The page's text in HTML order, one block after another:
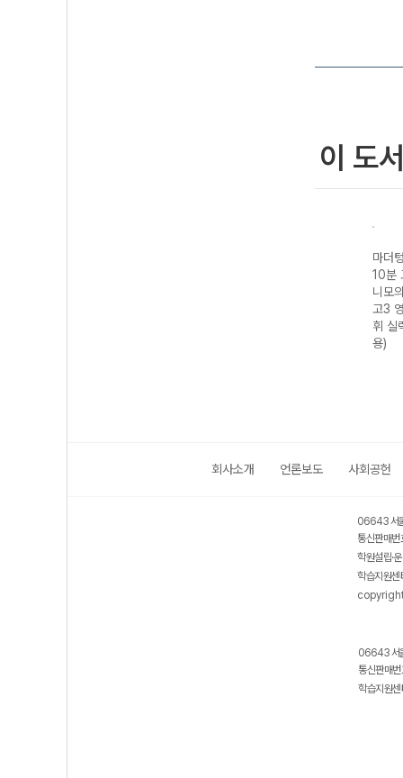
이 도
마더
10분
니모
고3
휘 실
용)
회사소개 언론보도 사회공헌
06643 서
통신판매
학원설립·
학습지원
06643 서
통신판매
학습지원